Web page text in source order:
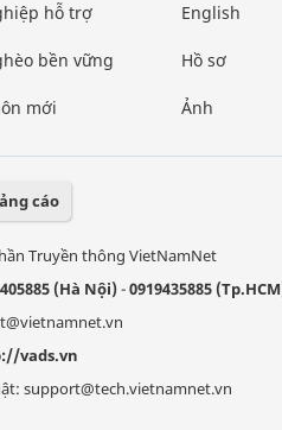
hỗ trợ
bền vững
mới
English
Hồ sơ
Ảnh
cáo
Truyền thông VietNamNet
(Hà Nội)-0919435885
vads.vn
support@tech.vietnamnet.vn